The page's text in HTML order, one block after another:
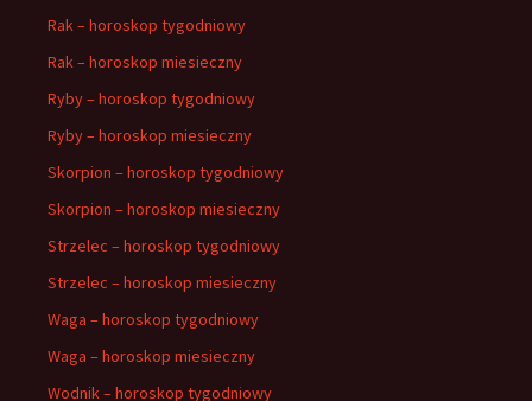
Rak – horoskop tygodniowy
Rak – horoskop miesieczny
Ryby – horoskop tygodniowy
Ryby – horoskop miesieczny
Skorpion – horoskop tygodniowy
Skorpion – horoskop miesieczny
Strzelec – horoskop tygodniowy
Strzelec – horoskop miesieczny
Waga – horoskop tygodniowy
Waga – horoskop miesieczny
Wodnik – horoskop tygodniowy